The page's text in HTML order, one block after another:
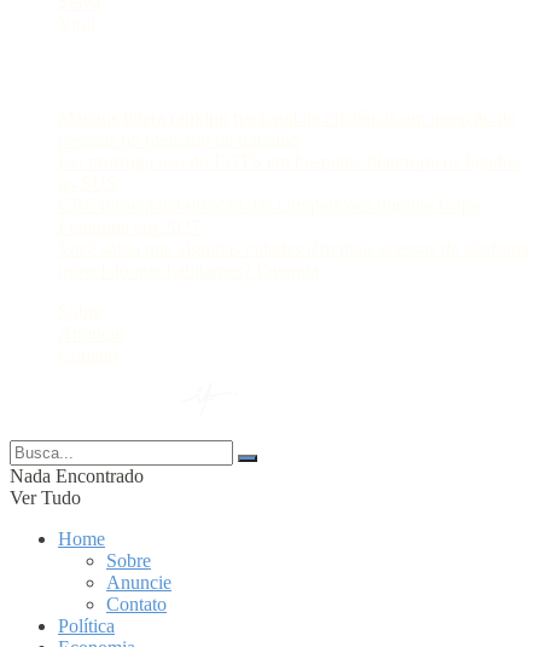
Nada Encontrado
Ver Tudo
Home
Sobre
Anuncie
Contato
Política